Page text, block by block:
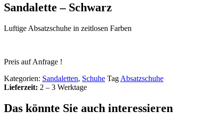
Sandalette – Schwarz
Luftige Absatzschuhe in zeitlosen Farben
Preis auf Anfrage !
Kategorien: Sandaletten, Schuhe Tag Absatzschuhe
Lieferzeit: 2 – 3 Werktage
Das könnte Sie auch interessieren